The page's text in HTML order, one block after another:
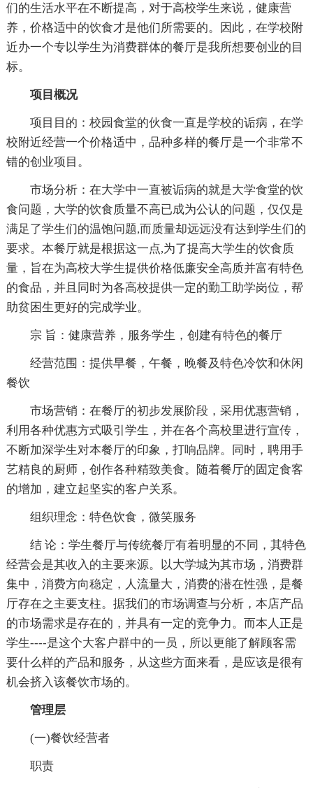
们的生活水平在不断提高，对于高校学生来说，健康营
养，价格适中的饮食才是他们所需要的。因此，在学校附
近办一个专以学生为消费群体的餐厅是我所想要创业的目
标。
项目概况
项目目的：校园食堂的伙食一直是学校的诟病，在学
校附近经营一个价格适中，品种多样的餐厅是一个非常不
错的创业项目。
市场分析：在大学中一直被诟病的就是大学食堂的饮
食问题，大学的饮食质量不高已成为公认的问题，仅仅是
满足了学生们的温饱问题,而质量却远远没有达到学生们的
要求。本餐厅就是根据这一点,为了提高大学生的饮食质
量，旨在为高校大学生提供价格低廉安全高质并富有特色
的食品，并且同时为各高校提供一定的勤工助学岗位，帮
助贫困生更好的完成学业。
宗 旨：健康营养，服务学生，创建有特色的餐厅
经营范围：提供早餐，午餐，晚餐及特色冷饮和休闲
餐饮
市场营销：在餐厅的初步发展阶段，采用优惠营销，
利用各种优惠方式吸引学生，并在各个高校里进行宣传，
不断加深学生对本餐厅的印象，打响品牌。同时，聘用手
艺精良的厨师，创作各种精致美食。随着餐厅的固定食客
的增加，建立起坚实的客户关系。
组织理念：特色饮食，微笑服务
结 论：学生餐厅与传统餐厅有着明显的不同，其特色
经营会是其收入的主要来源。以大学城为其市场，消费群
集中，消费方向稳定，人流量大，消费的潜在性强，是餐
厅存在之主要支柱。据我们的市场调查与分析，本店产品
的市场需求是存在的，并具有一定的竞争力。而本人正是
学生----是这个大客户群中的一员，所以更能了解顾客需
要什么样的产品和服务，从这些方面来看，是应该是很有
机会挤入该餐饮市场的。
管理层
(一)餐饮经营者
职责